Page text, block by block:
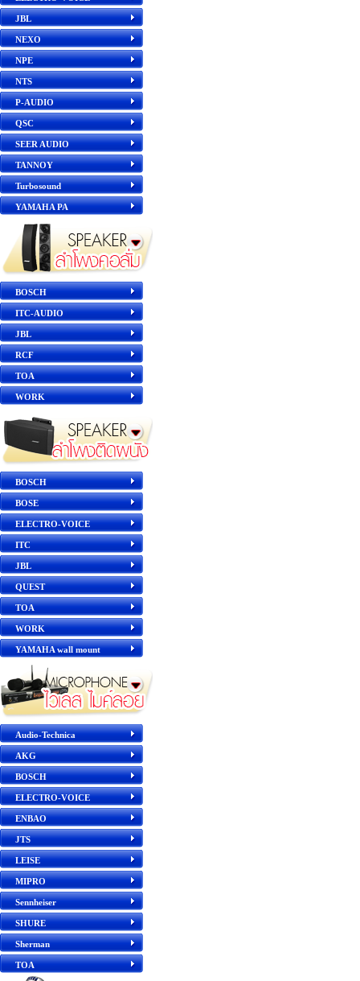
JBL
NEXO
NPE
NTS
P-AUDIO
QSC
SEER AUDIO
TANNOY
Turbosound
YAMAHA PA
BOSCH
ITC-AUDIO
JBL
RCF
TOA
WORK
BOSCH
BOSE
ELECTRO-VOICE
ITC
JBL
QUEST
TOA
WORK
YAMAHA wall mount
Audio-Technica
AKG
BOSCH
ELECTRO-VOICE
ENBAO
JTS
LEISE
MIPRO
Sennheiser
SHURE
Sherman
TOA